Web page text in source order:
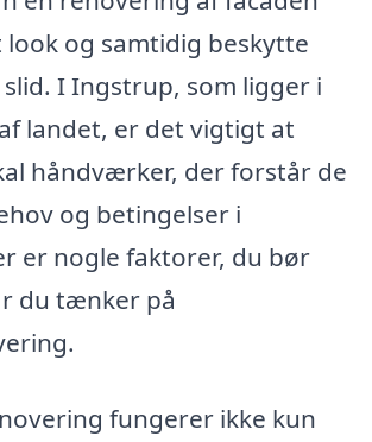
og samtidig beskytte
I Ingstrup, som ligger i
landet, er det vigtigt at
håndværker, der forstår de
og betingelser i
er nogle faktorer, du bør
du tænker på
fungerer ikke kun